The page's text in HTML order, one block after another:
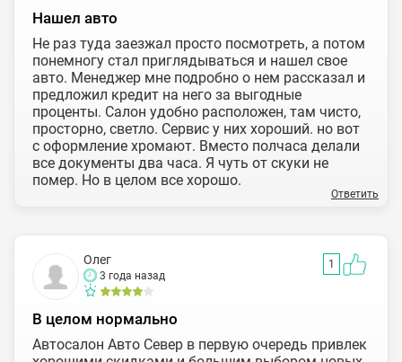
Нашел авто
Не раз туда заезжал просто посмотреть, а потом
понемногу стал приглядываться и нашел свое
авто. Менеджер мне подробно о нем рассказал и
предложил кредит на него за выгодные
проценты. Салон удобно расположен, там чисто,
просторно, светло. Сервис у них хороший. но вот
с оформление хромают. Вместо полчаса делали
все документы два часа. Я чуть от скуки не
помер. Но в целом все хорошо.
Ответить
Олег
3 года назад
1
В целом нормально
Автосалон Авто Север в первую очередь привлек